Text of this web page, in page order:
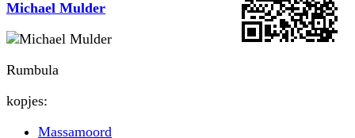
Michael Mulder
Rumbula
kopjes:
Massamoord